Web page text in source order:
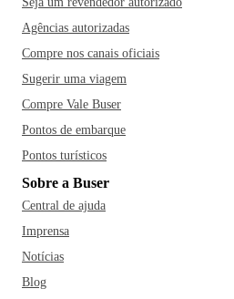
Agências autorizadas
Compre nos canais oficiais
Sugerir uma viagem
Compre Vale Buser
Pontos de embarque
Pontos turísticos
Sobre a Buser
Central de ajuda
Imprensa
Notícias
Blog